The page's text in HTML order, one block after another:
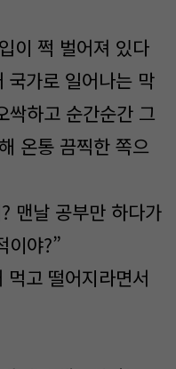
이 쩍 벌어져 있다
국가로 일어나는 막
싹하고 순간순간 그
온통 끔찍한 쪽으
맨날 공부만 하다가
이야?”
고 떨어지라면서